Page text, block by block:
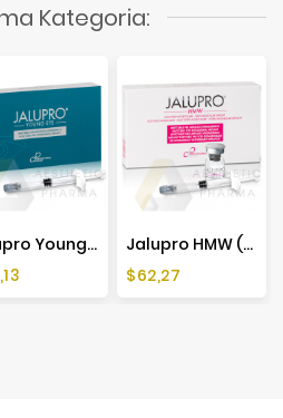
Kategoria:
Jalupro Young Eye (1x1ml)
Jalupro HMW (1x1,5ml + 1x1ml)
Cena
$62,27